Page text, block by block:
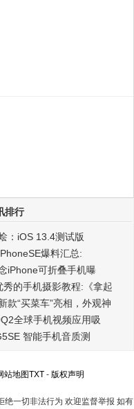
排行
：iOS 13.4测试版
爆料汇总:
iPhone可折叠手机曝
秀的手机摄影教程:《拿起
款“买菜车”亮相，外观神
全球手机视频应用吸
智能手机音质测
站地图TXT- 版权声明
绝一切非法行为 欢迎监督举报 如有